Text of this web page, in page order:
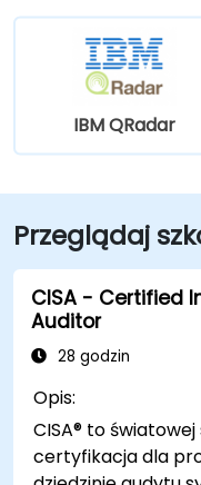
IBM QRadar
Przeglądaj
CISA - Certified
Auditor
28 godzin
Opis:
CISA® to
certyfikacja dla